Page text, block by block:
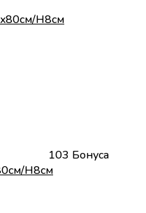
103 Бонуса
H8см